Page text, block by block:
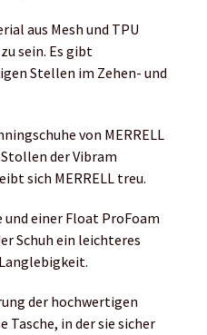
aus Mesh und TPU
sein. Es gibt
Stellen im Zehen- und
von MERRELL
der Vibram
sich MERRELL treu.
und einer Float ProFoam
Schuh ein leichteres
der hochwertigen
Tasche, in der sie sicher